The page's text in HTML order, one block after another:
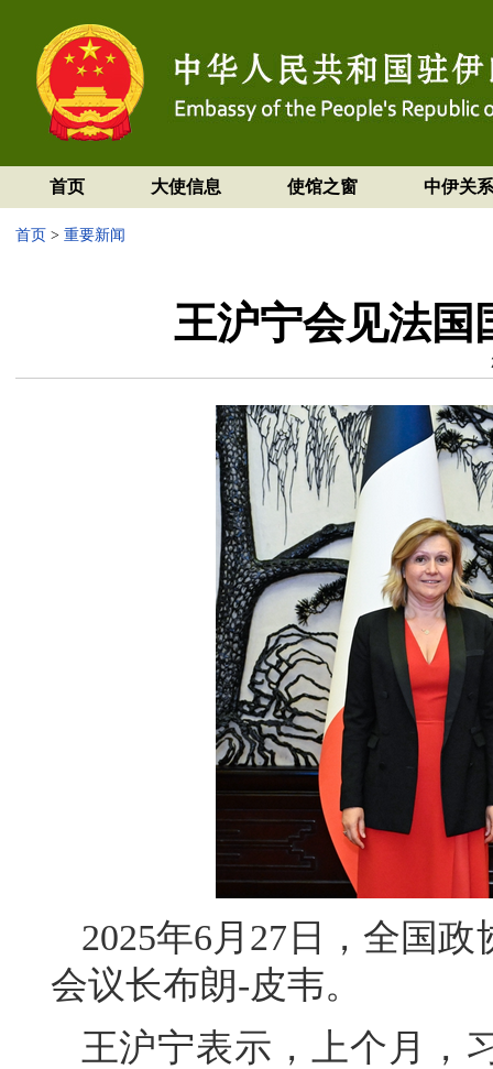
首页 大使信息 使馆之窗 中伊关系
首页 > 重要新闻
王沪宁会见法国
2025年6月27日，全国
会议长布朗-皮韦。
王沪宁表示，上个月，